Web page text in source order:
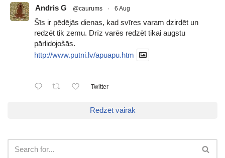
Andris G @caurums · 6 Aug
Šīs ir pēdējās dienas, kad svīres varam dzirdēt un
redzēt tik zemu. Drīz varēs redzēt tikai augstu
pārlidojošās.
http://www.putni.lv/apuapu.htm
Twitter
Redzēt vairāk